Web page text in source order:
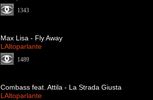
1343
Max Lisa - Fly Away
LAltoparlante
1489
Combass feat. Attila - La Strada Giusta
LAltoparlante